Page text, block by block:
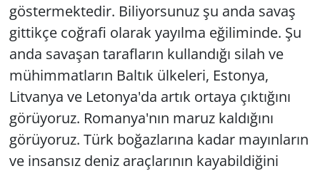
göstermektedir. Biliyorsunuz şu anda savaş
gittikçe coğrafi olarak yayılma eğiliminde. Şu
anda savaşan tarafların kullandığı silah ve
mühimmatların Baltık ülkeleri, Estonya,
Litvanya ve Letonya'da artık ortaya çıktığını
görüyoruz. Romanya'nın maruz kaldığını
görüyoruz. Türk boğazlarına kadar mayınların
ve insansız deniz araçlarının kayabildiğini